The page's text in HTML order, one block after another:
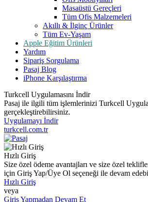
Masaüstü Gereçleri
Tüm Ofis Malzemeleri
Akıllı & İlginç Ürünler
Tüm Ev-Yaşam
Apple Eğitim Ürünleri
Yardım
Sipariş Sorgulama
Pasaj Blog
iPhone Karşılaştırma
Turkcell Uygulamasını İndir
Pasaj ile ilgili tüm işlemlerinizi Turkcell
gerçekleştirebilirsiniz.
Uygulamayı İndir
turkcell.com.tr
Hızlı Giriş
Size özel ödeme avantajları ve size özel
için Giriş Yap/Üye Ol seçeneği ile devam
Hızlı Giriş
veya
Giriş Yapmadan Devam Et